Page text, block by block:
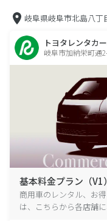
岐阜県岐阜市北島八丁
トヨタレンタカ
岐阜市加納栄町
基本料金プラン（V1）
商用車のレンタル、お
は、こちらから各店舗に